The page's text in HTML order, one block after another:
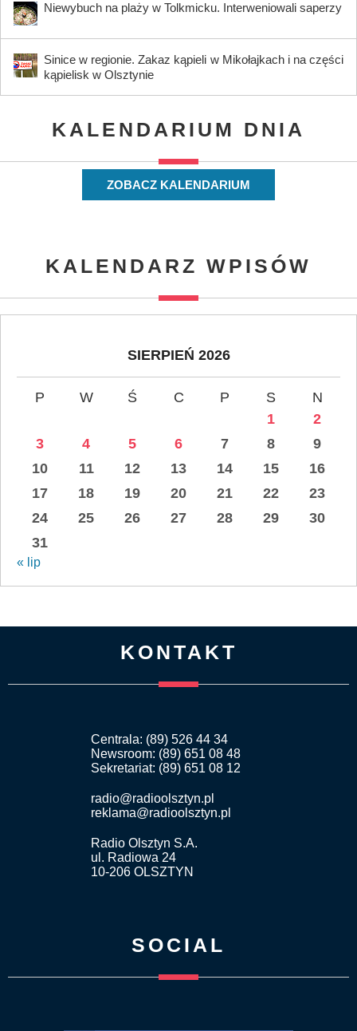
Niewybuch na plaży w Tolkmicku. Interweniowali saperzy
Sinice w regionie. Zakaz kąpieli w Mikołajkach i na części
kąpielisk w Olsztynie
KALENDARIUM DNIA
ZOBACZ KALENDARIUM
KALENDARZ WPISÓW
SIERPIEŃ 2026
P W Ś C P S
N
1
2
3
4 5 6 7 8
9
10
11 12 13 14 15
16
17
18 19 20 21 22
23
24
25 26 27 28 29
30
31
« lip
KONTAKT
Centrala: (89) 526 44 34
Newsroom: (89) 651 08 48
Sekretariat: (89) 651 08 12
radio@radioolsztyn.pl
reklama@radioolsztyn.pl
Radio Olsztyn S.A.
ul. Radiowa 24
10-206 OLSZTYN
SOCIAL